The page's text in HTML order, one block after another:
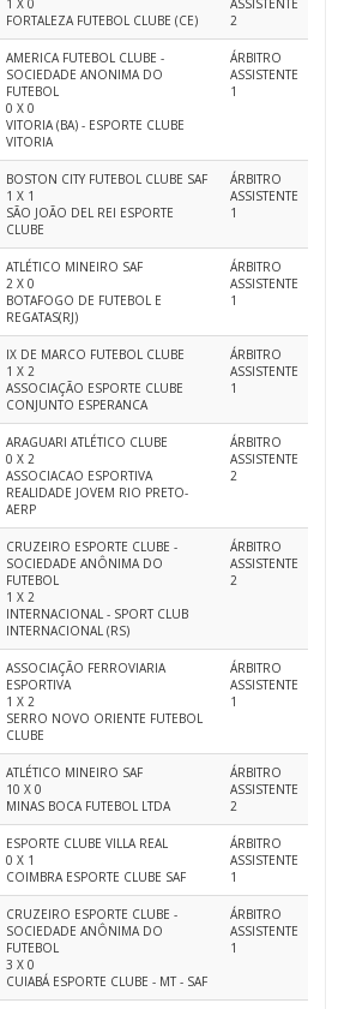
1 X 0
FORTALEZA FUTEBOL CLUBE (CE)
ASSISTENTE
2
AMERICA FUTEBOL CLUBE -
SOCIEDADE ANONIMA DO
FUTEBOL
0 X 0
VITORIA (BA) - ESPORTE CLUBE
VITORIA
ÁRBITRO
ASSISTENTE
1
BOSTON CITY FUTEBOL CLUBE SAF
1 X 1
SÃO JOÃO DEL REI ESPORTE
CLUBE
ÁRBITRO
ASSISTENTE
1
ATLÉTICO MINEIRO SAF
2 X 0
BOTAFOGO DE FUTEBOL E
REGATAS(RJ)
ÁRBITRO
ASSISTENTE
1
IX DE MARCO FUTEBOL CLUBE
1 X 2
ASSOCIAÇÃO ESPORTE CLUBE
CONJUNTO ESPERANCA
ÁRBITRO
ASSISTENTE
1
ARAGUARI ATLÉTICO CLUBE
0 X 2
ASSOCIACAO ESPORTIVA
REALIDADE JOVEM RIO PRETO-
AERP
ÁRBITRO
ASSISTENTE
2
CRUZEIRO ESPORTE CLUBE -
SOCIEDADE ANÔNIMA DO
FUTEBOL
1 X 2
INTERNACIONAL - SPORT CLUB
INTERNACIONAL (RS)
ÁRBITRO
ASSISTENTE
2
ASSOCIAÇÃO FERROVIARIA
ESPORTIVA
1 X 2
SERRO NOVO ORIENTE FUTEBOL
CLUBE
ÁRBITRO
ASSISTENTE
1
ATLÉTICO MINEIRO SAF
10 X 0
MINAS BOCA FUTEBOL LTDA
ÁRBITRO
ASSISTENTE
2
ESPORTE CLUBE VILLA REAL
0 X 1
COIMBRA ESPORTE CLUBE SAF
ÁRBITRO
ASSISTENTE
1
CRUZEIRO ESPORTE CLUBE -
SOCIEDADE ANÔNIMA DO
FUTEBOL
3 X 0
CUIABÁ ESPORTE CLUBE - MT - SAF
ÁRBITRO
ASSISTENTE
1